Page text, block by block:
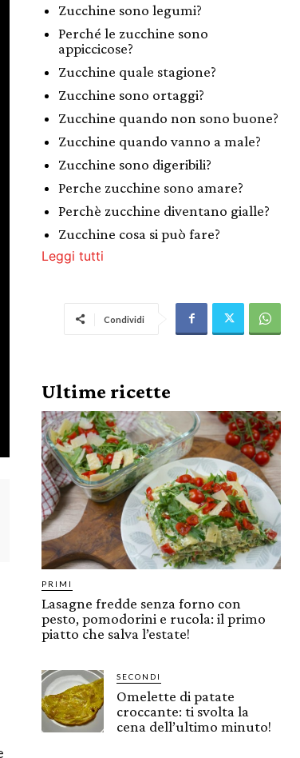
Zucchine sono legumi?
Perché le zucchine sono
appiccicose?
Zucchine quale stagione?
Zucchine sono ortaggi?
Zucchine quando non sono buone?
Zucchine quando vanno a male?
Zucchine sono digeribili?
Perche zucchine sono amare?
Perchè zucchine diventano gialle?
Zucchine cosa si può fare?
Leggi tutti
Condividi
Ultime ricette
PRIMI
Lasagne fredde senza forno con
pesto, pomodorini e rucola: il primo
piatto che salva l’estate!
SECONDI
Omelette di patate
croccante: ti svolta la
cena dell’ultimo minuto!